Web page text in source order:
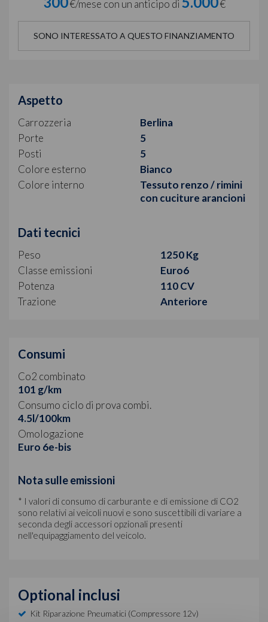
€/mese con un anticipo di €
SONO INTERESSATO A QUESTO FINANZIAMENTO
Aspetto
Carrozzeria
Berlina
Porte
5
Posti
5
Colore esterno
Bianco
Colore interno
Tessuto renzo / rimini
con cuciture arancioni
Dati tecnici
Peso
1250 Kg
Classe emissioni
Euro6
Potenza
110 CV
Trazione
Anteriore
Consumi
Co2 combinato
101 g/km
Consumo ciclo di prova combi.
4.5l/100km
Omologazione
Euro 6e-bis
Nota sulle emissioni
* I valori di consumo di carburante e di emissione di CO2
sono relativi ai veicoli nuovi e sono suscettibili di variare a
seconda degli accessori opzionali presenti
nell'equipaggiamento del veicolo.
Optional inclusi
Kit Riparazione Pneumatici (compressore 12v)